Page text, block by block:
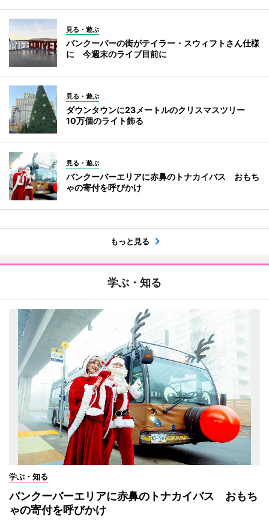
見る・遊ぶ
バンクーバーの街がテイラー・スウィフトさん仕様
に 今週末のライブ目前に
見る・遊ぶ
ダウンタウンに23メートルのクリスマスツリー
10万個のライト飾る
見る・遊ぶ
バンクーバーエリアに赤鼻のトナカイバス おもち
ゃの寄付を呼びかけ
もっと見る
学ぶ・知る
学ぶ・知る
バンクーバーエリアに赤鼻のトナカイバス おもち
ゃの寄付を呼びかけ